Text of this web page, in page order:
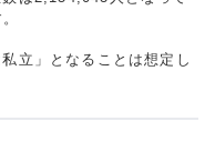
立」となることは想定し